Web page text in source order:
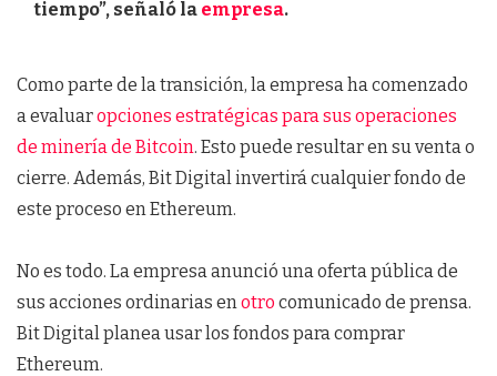
tiempo”, señaló la empresa.
Como parte de la transición, la empresa ha comenzado
a evaluaropciones estratégicas para sus operaciones
de minería de Bitcoin. Esto puede resultar en su venta o
cierre. Además, Bit Digital invertirá cualquier fondo de
este proceso en Ethereum.
No es todo. La empresa anunció una oferta pública de
sus acciones ordinarias enotro comunicado de prensa.
Bit Digital planea usar los fondos para comprar
Ethereum.